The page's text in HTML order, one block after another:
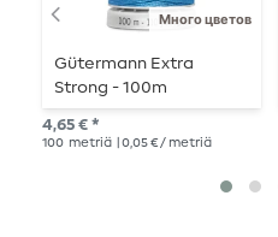
Много цветов
Gütermann Extra
Strong - 100m
4,65 € *
100 metriä | 0,05 € / metriä